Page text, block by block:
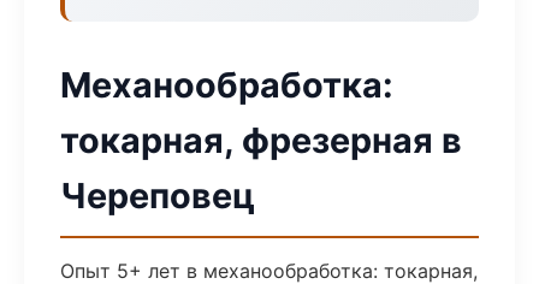
Механообработка:
токарная, фрезерная в
Череповец
Опыт 5+ лет в механообработка: токарная,